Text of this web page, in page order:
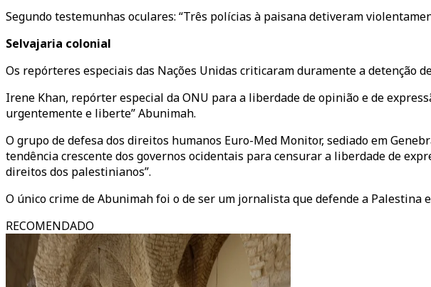
Segundo testemunhas oculares: “Três polícias à paisana detiveram
Selvajaria colonial
Os repórteres especiais das Nações Unidas criticaram duramente a detenção
Irene Khan, repórter especial da ONU para a liberdade de opinião e de
urgentemente e liberte” Abunimah.
O grupo de defesa dos direitos humanos Euro-Med Monitor, sediado em
tendência crescente dos governos ocidentais para censurar a liberdade de
direitos dos palestinianos”.
O único crime de Abunimah foi o de ser um jornalista que defende a Palestina
RECOMENDADO